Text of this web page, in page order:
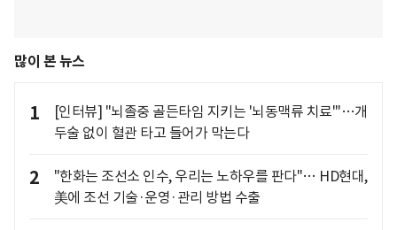
많이 본 뉴스
1
[인터뷰] "뇌졸중 골든타임 지키는 '뇌동맥류 치료'"…개
두술 없이 혈관 타고 들어가 막는다
2
"한화는 조선소 인수, 우리는 노하우를 판다"… HD현대,
美에 조선 기술·운영·관리 방법 수출